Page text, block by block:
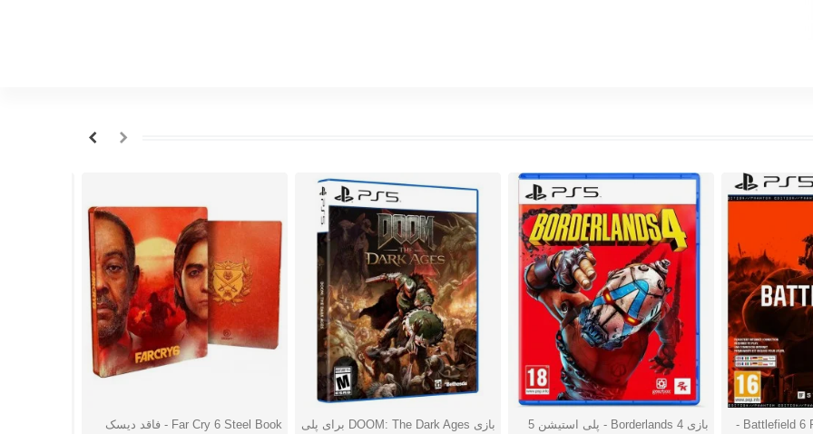
بازی Battlefield 6 Phantom Edition -
دوست داشتن بازی Borderlands 4 - پلی استیشن 5 دوست داشتن
بازی DOOM: The Dark Ages برای پلی
دوست داشتن Far Cry 6 Steel Book - فاقد دیسک